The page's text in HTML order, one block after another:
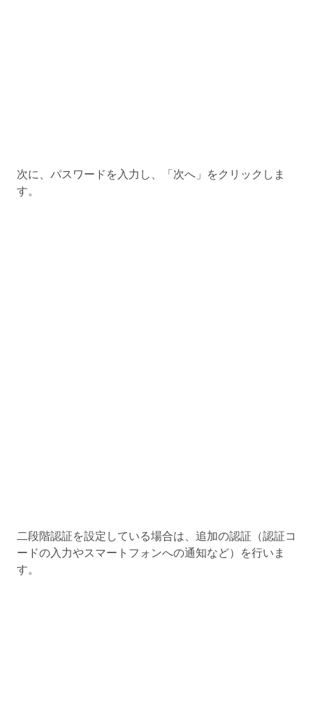
次に、パスワードを入力し、「次へ」をクリックしま
す。
二段階認証を設定している場合は、追加の認証（認証コ
ードの入力やスマートフォンへの通知など）を行いま
す。